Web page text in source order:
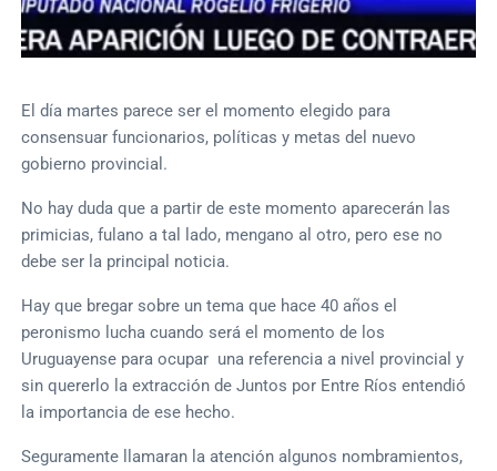
El día martes parece ser el momento elegido para
consensuar funcionarios, políticas y metas del nuevo
gobierno provincial.
No hay duda que a partir de este momento aparecerán las
primicias, fulano a tal lado, mengano al otro, pero ese no
debe ser la principal noticia.
Hay que bregar sobre un tema que hace 40 años el
peronismo lucha cuando será el momento de los
Uruguayense para ocupar una referencia a nivel provincial y
sin quererlo la extracción de Juntos por Entre Ríos entendió
la importancia de ese hecho.
Seguramente llamaran la atención algunos nombramientos,